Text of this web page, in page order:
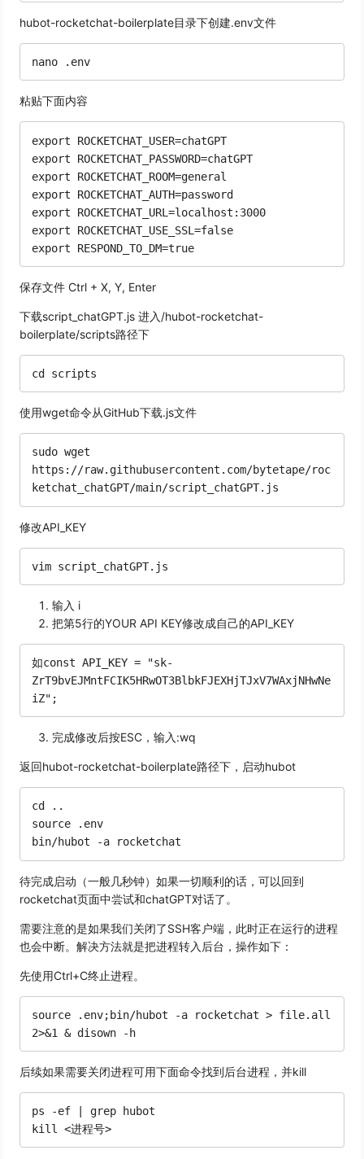
hubot-rocketchat-boilerplate目录下创建.env文件
粘贴下面内容
export ROCKETCHAT_USER=chatGPT
export ROCKETCHAT_PASSWORD=chatGPT
export ROCKETCHAT_ROOM=general
export ROCKETCHAT_AUTH=password
export ROCKETCHAT_URL=localhost:3000
export ROCKETCHAT_USE_SSL=false
保存文件 Ctrl + X, Y, Enter
下载script_chatGPT.js 进入/hubot-rocketchat-
boilerplate/scripts路径下
使用wget命令从GitHub下载.js文件
sudo wget
https://raw.githubusercontent.com/bytetape/roc
修改API_KEY
输入 i
把第5行的YOUR API KEY修改成自己的API_KEY
如const API_KEY = "sk-
ZrT9bvEJMntFCIK5HRwOT3BlbkFJEXHjTJxV7WAxjNHwNe
完成修改后按ESC，输入:wq
返回hubot-rocketchat-boilerplate路径下，启动hubot
cd ..
source .env
待完成启动（一般几秒钟）如果一切顺利的话，可以回到
rocketchat页面中尝试和chatGPT对话了。
需要注意的是如果我们关闭了SSH客户端，此时正在运行的进程
也会中断。解决方法就是把进程转入后台，操作如下：
先使用Ctrl+C终止进程。
source .env;bin/hubot -a rocketchat > file.all
后续如果需要关闭进程可用下面命令找到后台进程，并kill
ps -ef | grep hubot
kill <进程号>